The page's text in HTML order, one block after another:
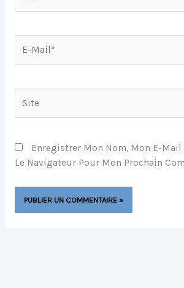
Mail*
Enregistrer Mon Nom, Mon E-Mail
Le Navigateur Pour Mon Prochain